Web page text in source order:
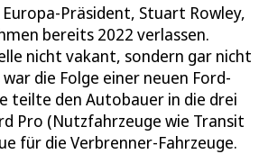
Präsident, Stuart Rowley,
bereits 2022 verlassen.
nicht vakant, sondern gar nicht
die Folge einer neuen Ford-
teilte den Autobauer in die drei
Pro (Nutzfahrzeuge wie Transit
für die Verbrenner-Fahrzeuge.